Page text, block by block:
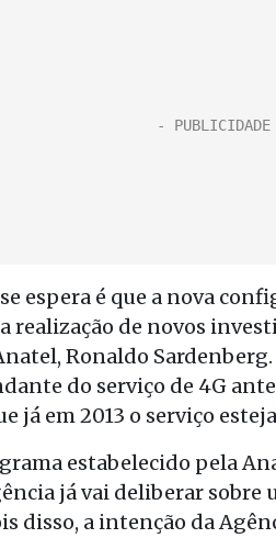
espera é que a nova
realização de novos
Ronaldo
do serviço de 4G
já em 2013 o serviço
estabelecido pela
já vai deliberar sobre
disso, a intenção da